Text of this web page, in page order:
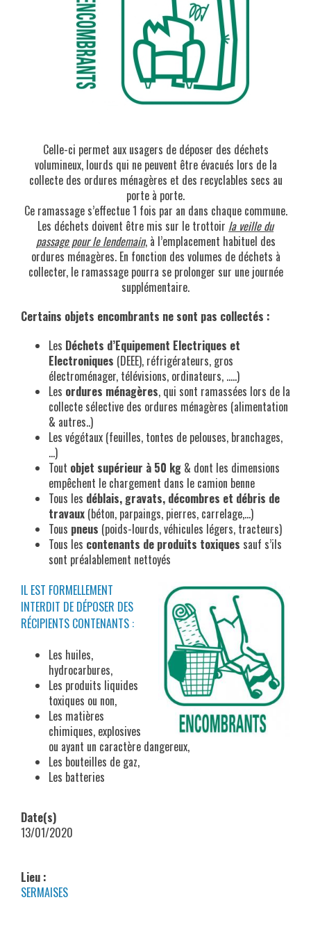
Celle-ci permet aux usagers de déposer des déchets
volumineux, lourds qui ne peuvent être évacués lors de la
collecte des ordures ménagères et des recyclables secs au
porte à porte.
Ce ramassage s’effectue 1 fois par an dans chaque commune.
Les déchets doivent être mis sur le trottoir la veille du
passage pour le lendemain, à l’emplacement habituel des
ordures ménagères. En fonction des volumes de déchets à
collecter, le ramassage pourra se prolonger sur une journée
supplémentaire.
Certains objets encombrants ne sont pas collectés :
Les Déchets d’Equipement Electriques et
Electroniques (DEEE), réfrigérateurs, gros
électroménager, télévisions, ordinateurs, …..)
Les ordures ménagères, qui sont ramassées lors de la
collecte sélective des ordures ménagères (alimentation
& autres..)
Les végétaux (feuilles, tontes de pelouses, branchages,
…)
Tout objet supérieur à 50 kg & dont les dimensions
empêchent le chargement dans le camion benne
Tous les déblais, gravats, décombres et débris de
travaux (béton, parpaings, pierres, carrelage,…)
Tous pneus (poids-lourds, véhicules légers, tracteurs)
Tous les contenants de produits toxiques sauf s’ils
sont préalablement nettoyés
IL EST FORMELLEMENT
INTERDIT DE DÉPOSER DES
RÉCIPIENTS CONTENANTS :
Les huiles,
hydrocarbures,
Les produits liquides
toxiques ou non,
Les matières
chimiques, explosives
ou ayant un caractère dangereux,
Les bouteilles de gaz,
Les batteries
Date(s)
13/01/2020
Lieu :
SERMAISES